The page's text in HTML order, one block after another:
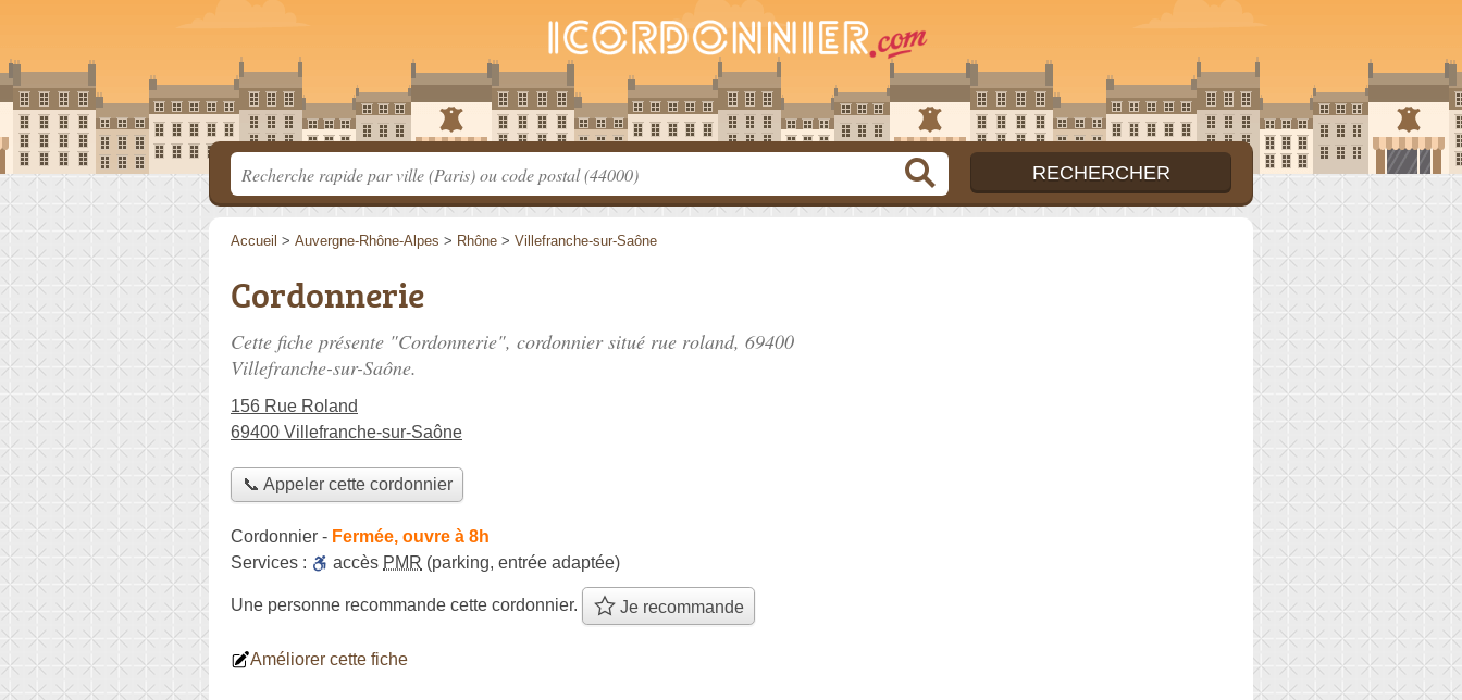
Accueil > Auvergne-Rhône-Alpes > Rhône > Villefranche-sur-Saône
Cordonnerie
Cette fiche présente "Cordonnerie", cordonnier situé rue roland, 69400
Villefranche-sur-Saône.
156 Rue Roland
69400 Villefranche-sur-Saône
📞 Appeler cette cordonnier
Cordonnier - Fermée, ouvre à 8h
Services :
accès PMR (parking, entrée adaptée)
Une personne recommande cette cordonnier. Je recommande
Améliorer cette fiche